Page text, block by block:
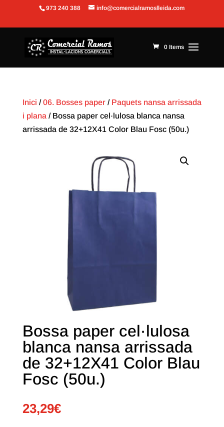
Obre la barra d'eines
973 240 388 info@comercialramoslleida.com
0 Items
Inici /06. Bosses paper/ Paquets nansa arrissada
i plana / Bossa paper cel·lulosa blanca nansa
arrissada de 32+12X41 Color Blau Fosc (50u.)
Bossa paper cel·lulosa
blanca nansa arrissada
de 32+12X41 Color Blau
Fosc (50u.)
23,29€